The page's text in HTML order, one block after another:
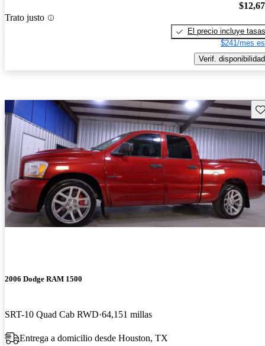
Trato justo
El precio incluye tasas
$241/mes
Verif. disponibilidad
2006 Dodge RAM 1500
SRT-10 Quad Cab RWD 64,151 millas
Entrega a domicilio desde Houston, TX